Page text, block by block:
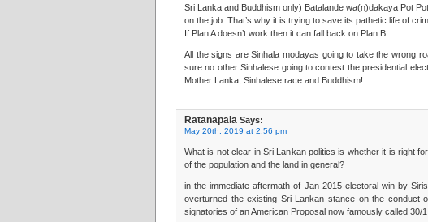
Sri Lanka and Buddhism only) Batalande wa(n)dakaya Pot
on the job. That’s why it is trying to save its pathetic life of
If Plan A doesn’t work then it can fall back on Plan B.
All the signs are Sinhala modayas going to take the wrong
sure no other Sinhalese going to contest the presidential
Mother Lanka, Sinhalese race and Buddhism!
Ratanapala Says:
May 20th, 2019 at 2:56 pm
What is not clear in Sri Lankan politics is whether it is right
of the population and the land in general?
in the immediate aftermath of Jan 2015 electoral win by
overturned the existing Sri Lankan stance on the
signatories of an American Proposal now famously called